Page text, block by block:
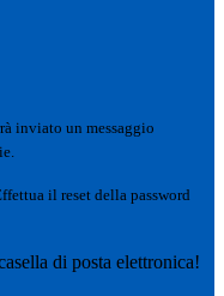
inviato un messaggio
il reset della password
di posta elettronica!